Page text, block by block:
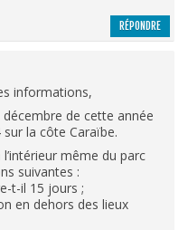
RÉPONDRE
informations,
de cette année
la côte Caraïbe.
même du parc
suivantes :
t-il 15 jours ;
en dehors des lieux